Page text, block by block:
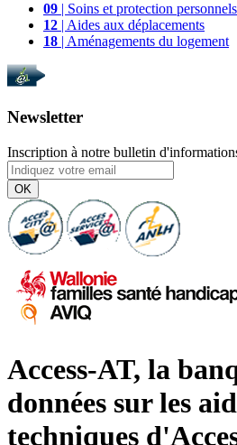
09 | Soins et protection personnels
12 | Aides aux déplacements
18 | Aménagements du logement
Newsletter
Inscription à notre bulletin
OK
Access-AT, la
données sur les
techniques